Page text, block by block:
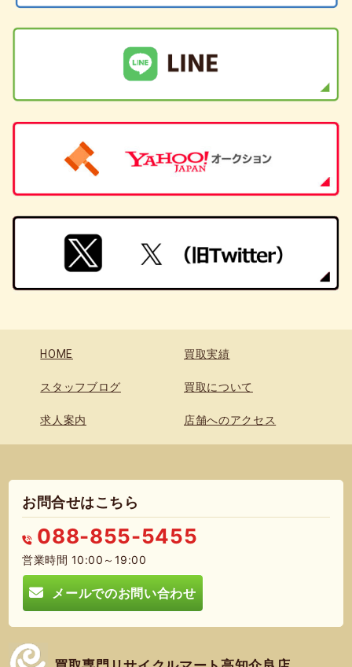
HOME 買取実績
スタッフブログ 買取について
求人案内 店舗へのアクセス
お問合せはこちら
088-855-5455
営業時間 10:00～19:00
メールでのお問い合わせ